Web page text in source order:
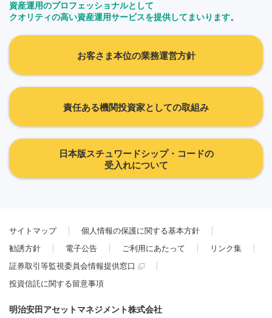
資産運用のプロフェッショナルとして
クオリティの高い資産運用サービスを提供してまいります。
お客さま本位の業務運営方針
責任ある機関投資家としての取組み
日本版スチュワードシップ・コードの
受入れについて
サイトマップ
個人情報の保護に関する基本方針
勧誘方針
電子公告 ご利用にあたって
リンク集
証券取引等監視委員会情報提供窓口
投資信託に関する留意事項
明治安田アセットマネジメント株式会社